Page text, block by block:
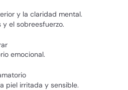
y la claridad mental.
el sobreesfuerzo.
emocional.
piel irritada y sensible.